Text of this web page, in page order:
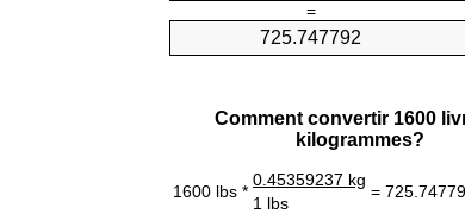
=
Comment convertir 1600
kilogrammes?
1600 lbs *
0.45359237 kg
=
1 lbs